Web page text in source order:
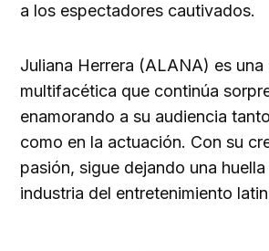
a los espectadores cautivados.
Juliana Herrera (ALANA) es una
multifacética que continúa
enamorando a su audiencia
como en la actuación. Con su
pasión, sigue dejando una
industria del entretenimiento